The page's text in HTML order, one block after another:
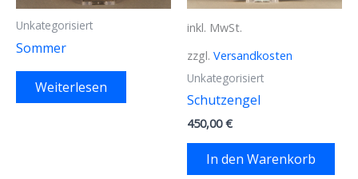
Unkategorisiert
Sommer
Weiterlesen
inkl. MwSt.
zzgl. Versandkosten
Unkategorisiert
Schutzengel
450,00€
In den Warenkorb